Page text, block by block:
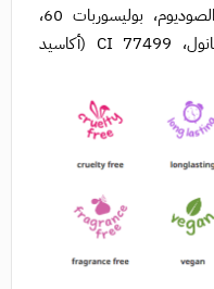
فوسفات ثنائي الصوديوم، فوسفات الصوديوم، بوليسوربات 60،
هيدروكسيد البوتاسيوم، فينوكسي إيثانول، CI 77499 (أكاسيد